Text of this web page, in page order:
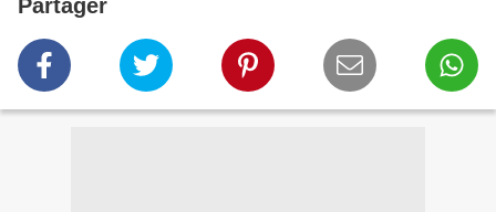
Partager